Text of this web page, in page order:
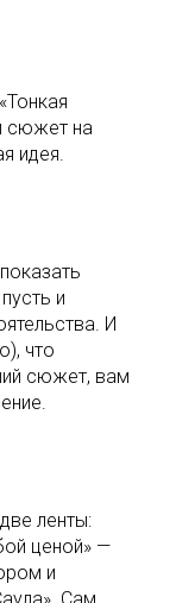
сюжет на
идея.
и
И
что
сюжет, вам
ленты:
ценой» —
и